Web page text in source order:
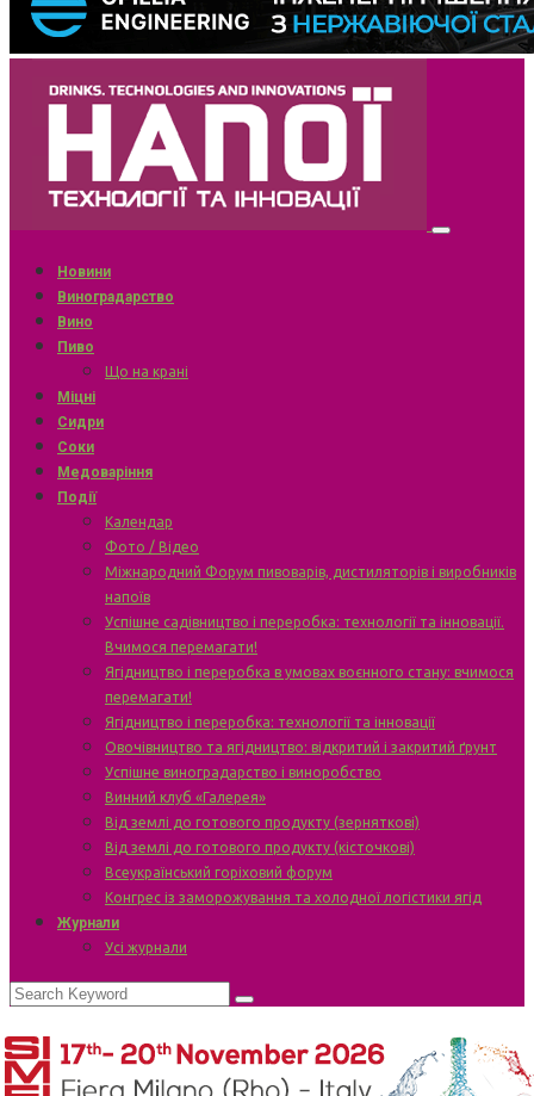
Новини
Виноградарство
Вино
Пиво
Що на крані
Міцні
Сидри
Соки
Медоваріння
Події
Календар
Фото / Відео
Міжнародний Форум пивоварів, дистиляторів і виробників
напоїв
Успішне садівництво і переробка: технології та інновації.
Вчимося перемагати!
Ягідництво і переробка в умовах воєнного стану: вчимося
перемагати!
Ягідництво і переробка: технології та інновації
Овочівництво та ягідництво: відкритий і закритий ґрунт
Успішне виноградарство і виноробство
Винний клуб «Галерея»
Від землі до готового продукту (зерняткові)
Від землі до готового продукту (кісточкові)
Всеукраїнський горіховий форум
Конгрес із заморожування та холодної логістики ягід
Журнали
Усі журнали